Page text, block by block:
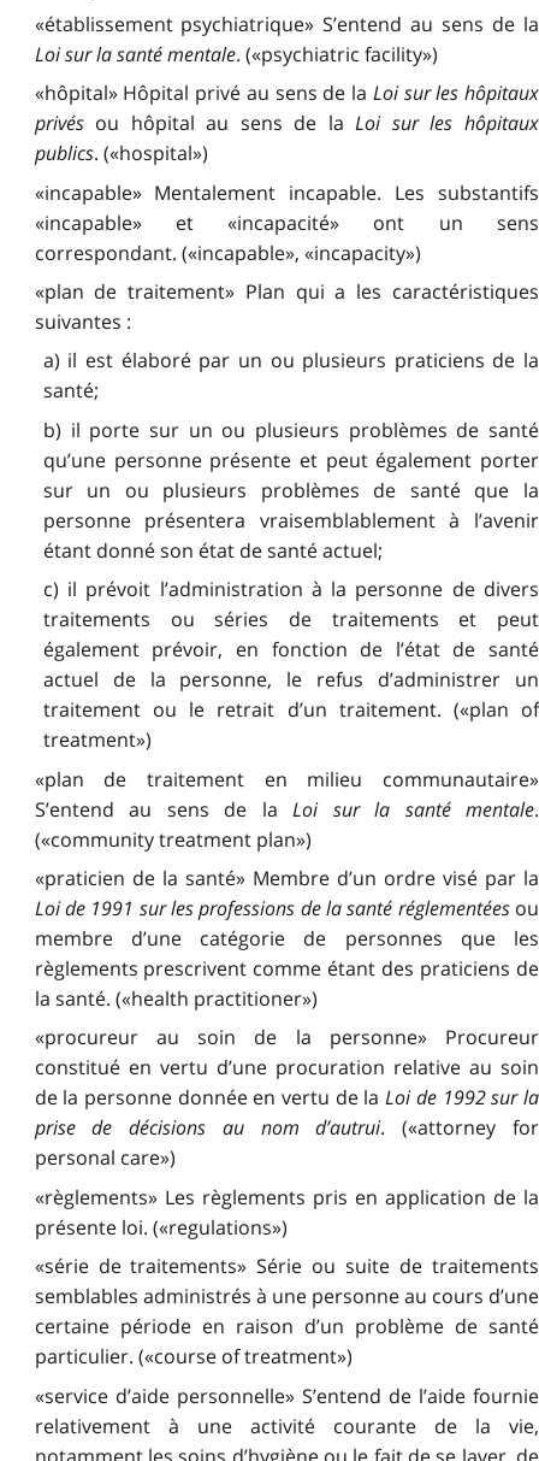
«établissement psychiatrique» S’entend au sens de la
Loi sur la santé mentale. («psychiatric facility»)
«hôpital» Hôpital privé au sens de la Loi sur les hôpitaux
privésou hôpital au sens de laLoi sur les hôpitaux
publics. («hospital»)
«incapable» Mentalement incapable. Les substantifs
«incapable» et «incapacité» ont un sens
correspondant. («incapable», «incapacity»)
«plan de traitement» Plan qui a les caractéristiques
suivantes :
a) il est élaboré par un ou plusieurs praticiens de la
santé;
b) il porte sur un ou plusieurs problèmes de santé
qu’une personne présente et peut également porter
sur un ou plusieurs problèmes de santé que la
personne présentera vraisemblablement à l’avenir
étant donné son état de santé actuel;
c) il prévoit l’administration à la personne de divers
traitements ou séries de traitements et peut
également prévoir, en fonction de l’état de santé
actuel de la personne, le refus d’administrer un
traitement ou le retrait d’un traitement. («plan of
treatment»)
«plan de traitement en milieu communautaire»
S’entend au sens de laLoi sur la santé mentale.
(«community treatment plan»)
«praticien de la santé» Membre d’un ordre visé par la
Loi de 1991 sur les professions de la santé réglementéesou
membre d’une catégorie de personnes que les
règlements prescrivent comme étant des praticiens de
la santé. («health practitioner»)
«procureur au soin de la personne» Procureur
constitué en vertu d’une procuration relative au soin
de la personne donnée en vertu de laLoi de 1992 sur la
prise de décisions au nom d’autrui. («attorney for
personal care»)
«règlements» Les règlements pris en application de la
présente loi. («regulations»)
«série de traitements» Série ou suite de traitements
semblables administrés à une personne au cours d’une
certaine période en raison d’un problème de santé
particulier. («course of treatment»)
«service d’aide personnelle» S’entend de l’aide fournie
relativement à une activité courante de la vie,
notamment les soins d’hygiène ou le fait de se laver, de